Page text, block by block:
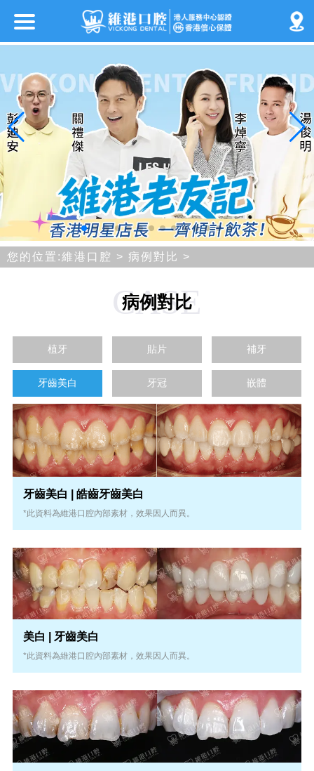
您的位置:維港口腔 > 病例對比 >
病例對比
CASE
植牙 貼片 補牙
牙齒美白 牙冠 嵌體
牙齒美白 | 皓齒牙齒美白
*此資料為維港口腔內部素材，效果因人而異。
美白 | 牙齒美白
*此資料為維港口腔內部素材，效果因人而異。